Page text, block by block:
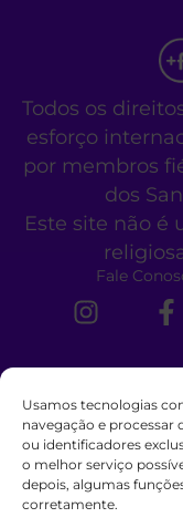
Usamos tecnologias
navegação e
ou identificadores
o melhor serviço
depois, algumas
corretamente.
Todos os
esforço
por membros
dos
Este site não é
Fale